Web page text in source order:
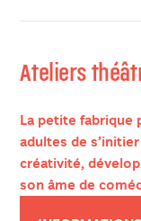
Ateliers
La petite fabrique
adultes de
créativité,
son âme de